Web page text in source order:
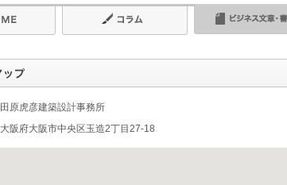
田原虎彦建築設計事務所
大阪府大阪市中央区玉造2丁目27-18